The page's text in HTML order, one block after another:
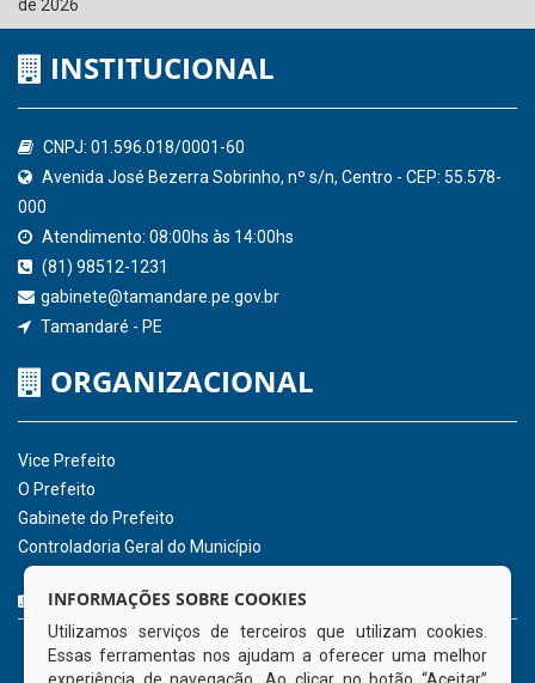
Ministério Público do Estado de Pernambuco
Controladoria-Geral da União
Confederação Nacional de Municípios - CNM
QEdu
Consultar Convênios
Receber Informações sobre novos Repasses
Hora:23:07/ Quinta-Feira,06 de agosto
de 2026
INSTITUCIONAL
CNPJ: 01.596.018/0001-60
000
Atendimento: 08:00hs às 14:00hs
(81) 98512-1231
INFORMAÇÕES SOBRE COOKIES
Utilizamos serviços de terceiros que utilizam cookies.
Essas ferramentas nos ajudam a oferecer uma melhor